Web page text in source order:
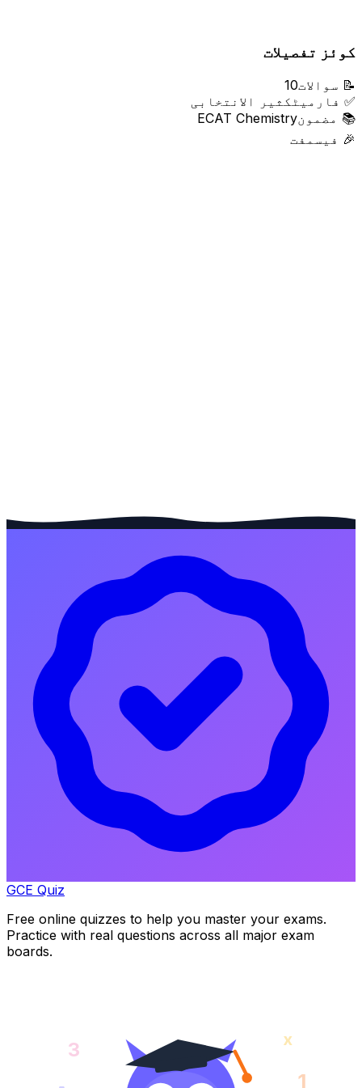
کوئز تفصیلات
📝 سوالات10
✅ فارمیٹ کثیر الانتخابی
📚 مضمونECAT Chemistry
🎉 فیس مفت
GCE Quiz
Free online quizzes to help you master your exams.
Practice with real questions across all major exam
boards.
1
3 x